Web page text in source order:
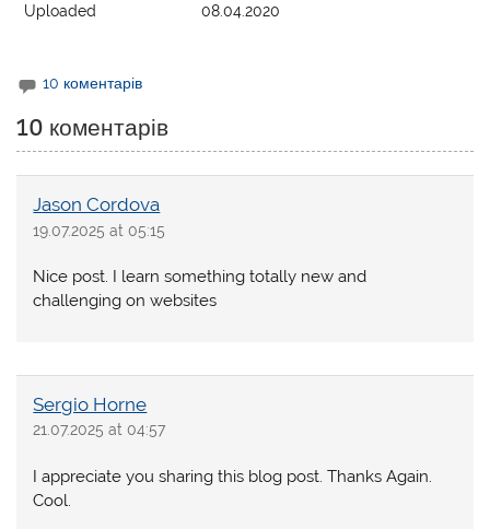
Uploaded 08.04.2020
10 коментарів
10 коментарів
Jason Cordova
19.07.2025 at 05:15
Nice post. I learn something totally new and
challenging on websites
Sergio Horne
21.07.2025 at 04:57
I appreciate you sharing this blog post. Thanks Again.
Cool.